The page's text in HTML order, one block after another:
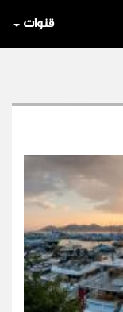
قنوات